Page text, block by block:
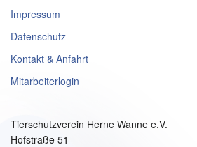
Impressum
Datenschutz
Kontakt & Anfahrt
Mitarbeiterlogin
Tierschutzverein Herne Wanne e.V.
Hofstraße 51